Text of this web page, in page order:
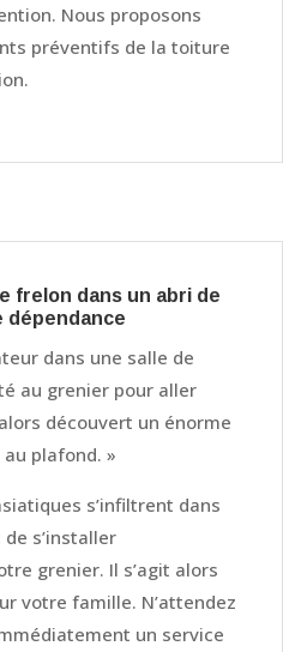
Nous proposons
préventifs de la toiture
frelon dans un abri de
dépendance
dans une salle de
au grenier pour aller
découvert un énorme
plafond. »
s’infiltrent dans
s’installer
grenier. Il s’agit alors
votre famille. N’attendez
un service